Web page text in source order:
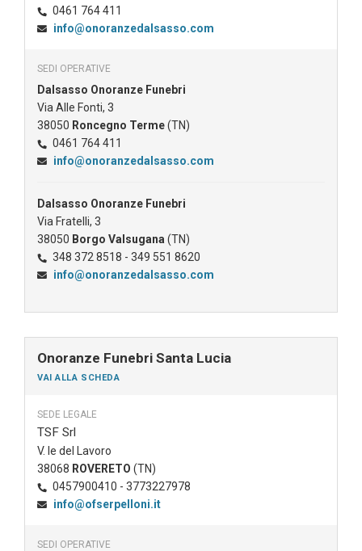
0461 764 411
info@onoranzedalsasso.com
SEDI OPERATIVE
Dalsasso Onoranze Funebri
Via Alle Fonti, 3
38050 Roncegno Terme(TN)
0461 764 411
info@onoranzedalsasso.com
Dalsasso Onoranze Funebri
Via Fratelli, 3
38050 Borgo Valsugana (TN)
348 372 8518 - 349 551 8620
info@onoranzedalsasso.com
Onoranze Funebri Santa Lucia
VAI ALLA SCHEDA
SEDE LEGALE
TSF Srl
V. le del Lavoro
38068 ROVERETO (TN)
0457900410 - 3773227978
info@ofserpelloni.it
SEDI OPERATIVE